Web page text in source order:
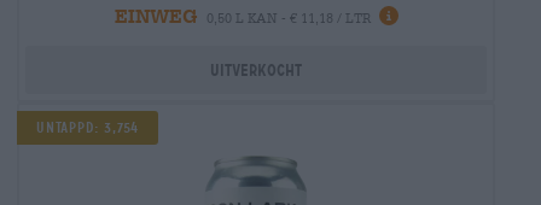
EINWEG
0,50 L KAN - € 11,18 / LTR
Uitverkocht
Untappd: 3,754